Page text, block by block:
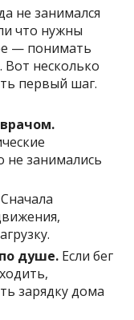
не занимался
что нужны
— понимать
несколько
первый шаг.
не занимались
Сначала
душе. Если бег
зарядку дома